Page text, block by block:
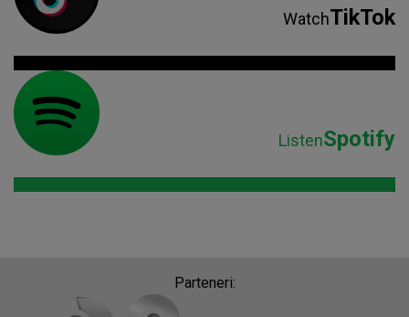
WatchTikTok
ListenSpotify
Parteneri: